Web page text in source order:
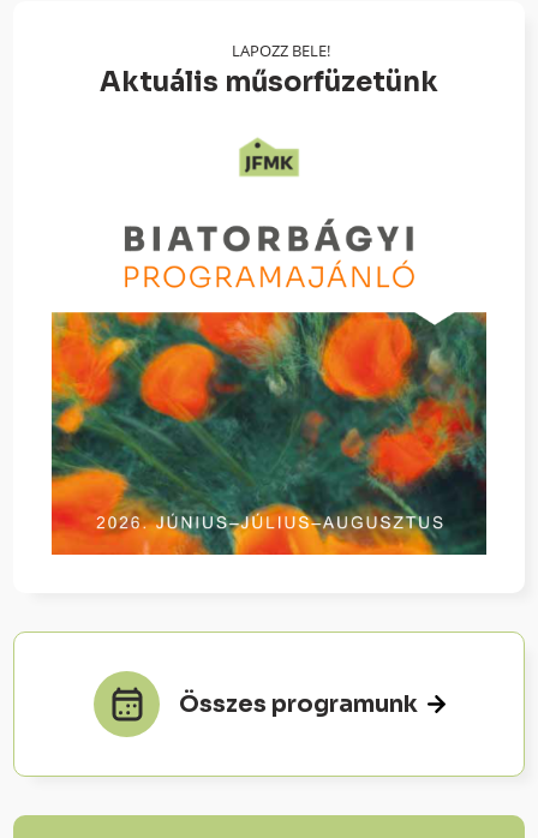
LAPOZZ BELE!
Aktuális műsorfüzetünk
Összes programunk